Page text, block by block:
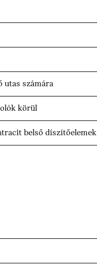
utas számára
körül
belső díszítőelemek